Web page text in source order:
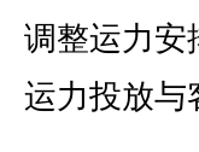
调整运力安
运力投放与